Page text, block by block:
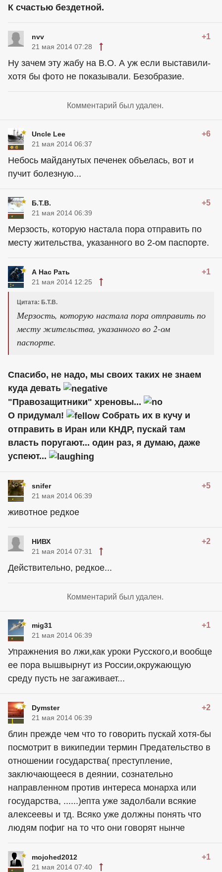
К счастью бездетной.
nvv +1
21 мая 2014 07:28
Ну зачем эту жабу на В.О. А уж если выставили-
хотя бы фото не показывали. Безобразие.
Комментарий был удален.
Uncle Lee +6
21 мая 2014 06:37
Небось майданутых печенек объелась, вот и
пучит болезную...
Б.Т.В. +5
21 мая 2014 06:39
Мерзость, которую настала пора отправить по
месту жительства, указанного во 2-ом паспорте.
А Нас Рать +1
21 мая 2014 12:25
Цитата: Б.Т.В.
Мерзость, которую настала пора отправить по
месту жительства, указанного во 2-ом
паспорте.
Спасибо, не надо, мы своих таких не знаем
куда девать
"Правозащитники" хреновы...
О придумал!
Собрать их в кучу и
отправить в Иран или КНДР, пускай там
власть поругают... один раз, я думаю, даже
успеют...
snifer +5
21 мая 2014 06:39
животное редкое
НИВХ +2
21 мая 2014 07:31
Действительно, редкое...
Комментарий был удален.
mig31 +1
21 мая 2014 06:39
Упражнения во лжи,как уроки Русского,и вообще
ее пора вышвырнут из России,окружающую
среду пусть не загаживает...
Dymster +2
21 мая 2014 06:39
блин прежде чем что то говорить пускай хотя-бы
посмотрит в википедии термин Предательство в
отношении государства( преступление,
заключающееся в деянии, сознательно
направленном против интереса монарха или
государства, ......)епта уже задолбали всякие
алексеевы и тд. Всяко уже должны понять что
людям пофиг на то что они говорят нынче
mojohed2012 +1
21 мая 2014 07:40